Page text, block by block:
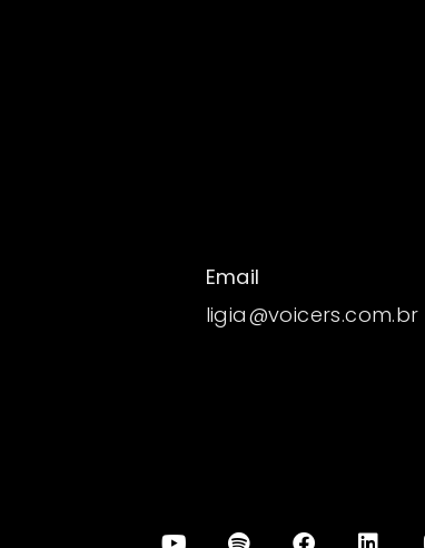
Email
ligia@voicers.com.br